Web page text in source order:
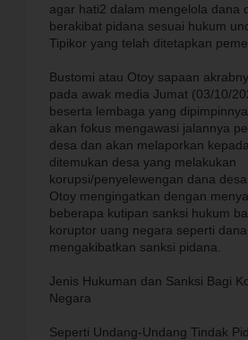
agar hati2 dalam mengelola dana
berakibat pidana sesuai hukum
Tipikor yang telah ditetapkan
Bustomi atau Otoy sapaan
pada awak media Jumat (03/10/
beserta lembaga yang
akan fokus mengawasi jalannya
desa dan akan melaporkan
ditemukan desa yang melakukan
korupsi/penyelewengan dana desa.
Otoy mengingatkan dengan
beberapa kutipan sanksi hukum
koruptor uang negara seperti
mengakibatkan sanksi pidana.
Jenis Hukuman dan Sanksi Bagi
Negara
Seperti Undang-Undang Tindak